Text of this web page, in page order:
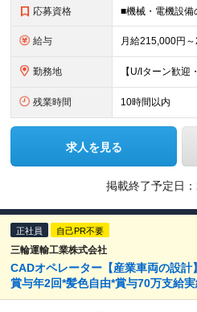
応募資格
給与
勤務地
残業時間 10時間以内
求人を見る
掲載終了予定日：
正社員 自己PR不要
三輪運輸工業株式会社
CADオペレーター【産業車両の設
賞与年2回*髪色自由*賞与70万支給